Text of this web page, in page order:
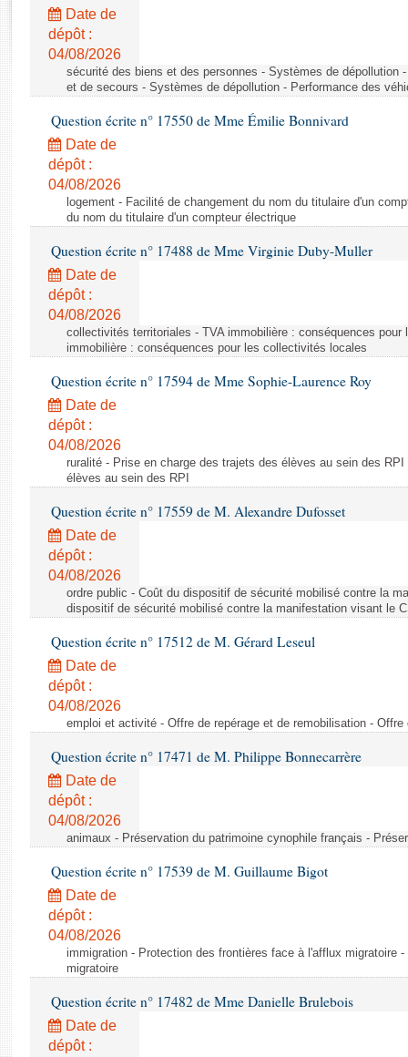
Rapports législatifs
Rapports sur l'application des lois
Baromètre de l’application des lois
Dossiers législatifs
Budget et sécurité sociale
Questions écrites et orales
Comptes rendus des débats
Date de
dépôt :
04/08/2026
sécurité des biens et des personnes - Systèmes de dépollution
et de secours - Systèmes de dépollution - Performance des
Question écrite n° 17550 de Mme Émilie Bonnivard
Date de
dépôt :
04/08/2026
logement - Facilité de changement du nom du titulaire d'un
du nom du titulaire d'un compteur électrique
Question écrite n° 17488 de Mme Virginie Duby-Muller
Date de
dépôt :
04/08/2026
collectivités territoriales - TVA immobilière : conséquences
immobilière : conséquences pour les collectivités locales
Question écrite n° 17594 de Mme Sophie-Laurence Roy
Date de
dépôt :
04/08/2026
ruralité - Prise en charge des trajets des élèves au sein des
élèves au sein des RPI
Question écrite n° 17559 de M. Alexandre Dufosset
Date de
dépôt :
04/08/2026
ordre public - Coût du dispositif de sécurité mobilisé contre la
dispositif de sécurité mobilisé contre la manifestation visant le
Question écrite n° 17512 de M. Gérard Leseul
Date de
dépôt :
04/08/2026
emploi et activité - Offre de repérage et de remobilisation -
Question écrite n° 17471 de M. Philippe Bonnecarrère
Date de
dépôt :
04/08/2026
animaux - Préservation du patrimoine cynophile français -
Question écrite n° 17539 de M. Guillaume Bigot
Date de
dépôt :
04/08/2026
immigration - Protection des frontières face à l'afflux migratoire
migratoire
Question écrite n° 17482 de Mme Danielle Brulebois
Date de
dépôt :